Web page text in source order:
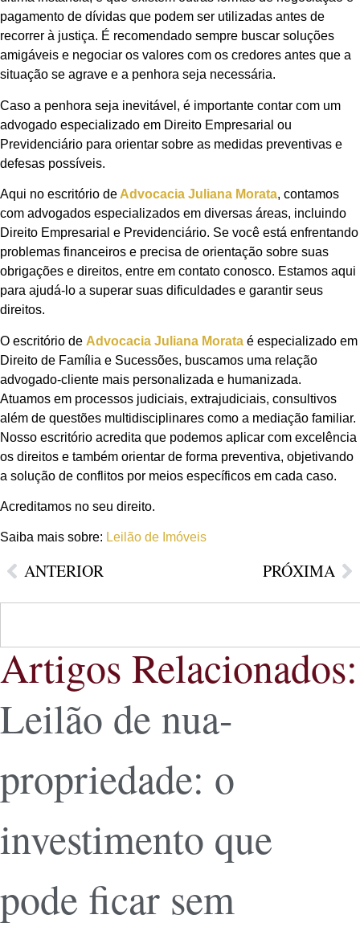
pagamento de dívidas que podem ser utilizadas antes de
recorrer à justiça. É recomendado sempre buscar soluções
amigáveis e negociar os valores com os credores antes que a
situação se agrave e a penhora seja necessária.
Caso a penhora seja inevitável, é importante contar com um
advogado especializado em Direito Empresarial ou
Previdenciário para orientar sobre as medidas preventivas e
defesas possíveis.
Aqui no escritório de Advocacia Juliana Morata, contamos
com advogados especializados em diversas áreas, incluindo
Direito Empresarial e Previdenciário. Se você está enfrentando
problemas financeiros e precisa de orientação sobre suas
obrigações e direitos, entre em contato conosco. Estamos aqui
para ajudá-lo a superar suas dificuldades e garantir seus
direitos.
O escritório de Advocacia Juliana Morata é especializado em
Direito de Família e Sucessões, buscamos uma relação
advogado-cliente mais personalizada e humanizada.
Atuamos em processos judiciais, extrajudiciais, consultivos
além de questões multidisciplinares como a mediação familiar.
Nosso escritório acredita que podemos aplicar com excelência
os direitos e também orientar de forma preventiva, objetivando
a solução de conflitos por meios específicos em cada caso.
Acreditamos no seu direito.
Saiba mais sobre: Leilão de Imóveis
ANTERIOR PRÓXIMA
Artigos Relacionados:
Leilão de nua-
propriedade: o
investimento que
pode ficar sem